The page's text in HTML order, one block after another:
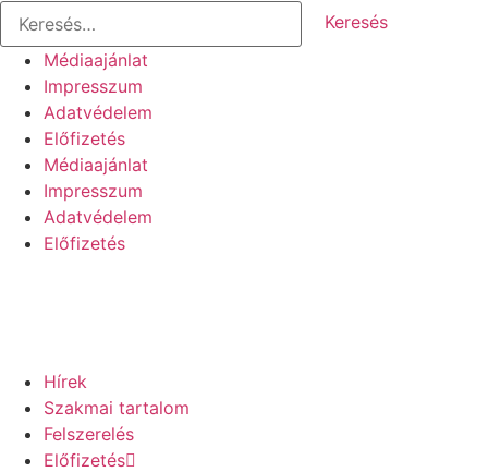
Ugrás
a
tartalomhoz
Keresés:
Médiaajánlat
Impresszum
Adatvédelem
Előfizetés
Médiaajánlat
Impresszum
Adatvédelem
Előfizetés
Hírek
Szakmai tartalom
Felszerelés
Előfizetés